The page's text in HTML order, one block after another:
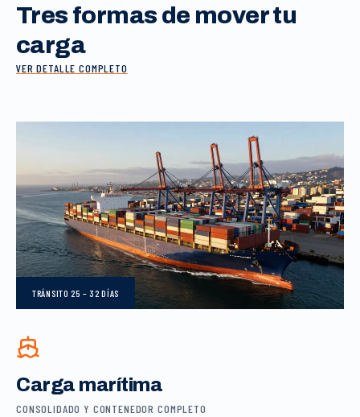
Tres formas de mover tu
carga
VER DETALLE COMPLETO
TRÁNSITO 25 – 32 DÍAS
Carga marítima
CONSOLIDADO Y CONTENEDOR COMPLETO